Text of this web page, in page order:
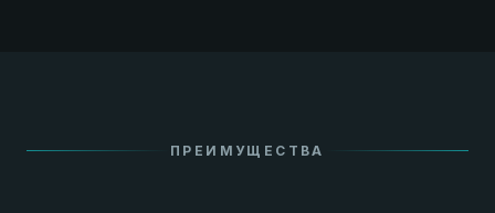
ПРЕИМУЩЕСТВА